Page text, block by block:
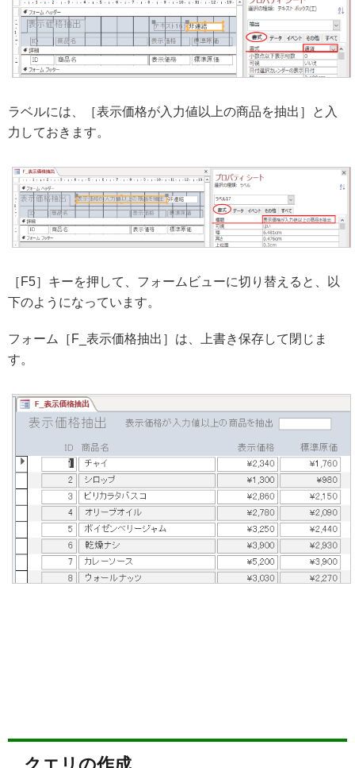
ラベルには、［表示価格が入力値以上の商品を抽出］と入
力しておきます。
［F5］キーを押して、フォームビューに切り替えると、以
下のようになっています。
フォーム［F_表示価格抽出］は、上書き保存して閉じま
す。